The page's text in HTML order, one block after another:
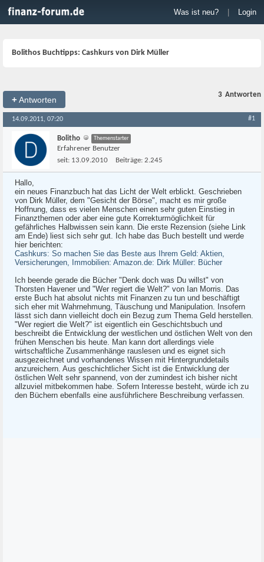
Was ist neu? Login
Bolithos Buchtipps: Cashkurs von Dirk Müller
+Antworten
3 Antworten
14.09.2011, 07:20 #1
Bolitho Themenstarter
Erfahrener Benutzer
seit: 13.09.2010 Beiträge: 2.245
Hallo,
ein neues Finanzbuch hat das Licht der Welt erblickt. Geschrieben
von Dirk Müller, dem "Gesicht der Börse", macht es mir große
Hoffnung, dass es vielen Menschen einen sehr guten Einstieg in
Finanzthemen oder aber eine gute Korrekturmöglichkeit für
gefährliches Halbwissen sein kann. Die erste Rezension (siehe Link
am Ende) liest sich sehr gut. Ich habe das Buch bestellt und werde
hier berichten:
Cashkurs: So machen Sie das Beste aus Ihrem Geld: Aktien,
Versicherungen, Immobilien: Amazon.de: Dirk Müller: Bücher
Ich beende gerade die Bücher "Denk doch was Du willst" von
Thorsten Havener und "Wer regiert die Welt?" von Ian Morris. Das
erste Buch hat absolut nichts mit Finanzen zu tun und beschäftigt
sich eher mit Wahrnehmung, Täuschung und Manipulation. Insofern
lässt sich dann vielleicht doch ein Bezug zum Thema Geld herstellen.
"Wer regiert die Welt?" ist eigentlich ein Geschichtsbuch und
beschreibt die Entwicklung der westlichen und östlichen Welt von den
frühen Menschen bis heute. Man kann dort allerdings viele
wirtschaftliche Zusammenhänge rauslesen und es eignet sich
ausgezeichnet und vorhandenes Wissen mit Hintergrunddetails
anzureichern. Aus geschichtlicher Sicht ist die Entwicklung der
östlichen Welt sehr spannend, von der zumindest ich bisher nicht
allzuviel mitbekommen habe. Sofern Interesse besteht, würde ich zu
den Büchern ebenfalls eine ausführlichere Beschreibung verfassen.